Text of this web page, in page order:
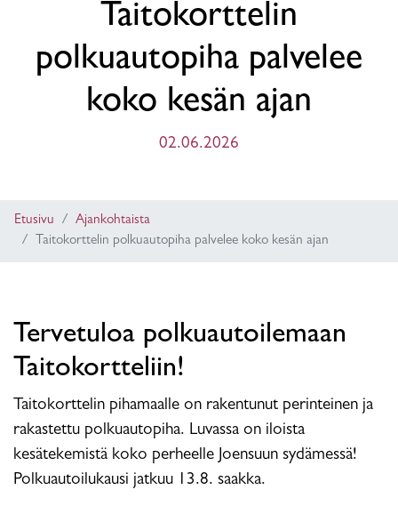
Taitokorttelin
polkuautopiha palvelee
koko kesän ajan
02.06.2026
Etusivu
Ajankohtaista
Taitokorttelin polkuautopiha palvelee koko kesän ajan
Tervetuloa polkuautoilemaan
Taitokortteliin!
Taitokorttelin pihamaalle on rakentunut perinteinen ja
rakastettu polkuautopiha. Luvassa on iloista
kesätekemistä koko perheelle Joensuun sydämessä!
Polkuautoilukausi jatkuu 13.8. saakka.